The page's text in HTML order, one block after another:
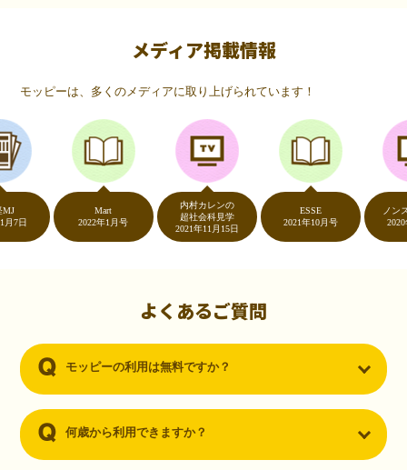
いつものネットショッピングが、モッピーでお得
（20代・女性）
友達に勧められてモッピーをはじめました。空いた時間にスマホで買
い物をすることが多いのですが、モッピーを経由するだけでショップ
のポイントとモッピーのポイントが二重で貯まることを知り、ビック
リ…！いつものネットショッピングをモッピーを経由するだけでポイ
ントが貯まるなんて…もっと早く教えてほしかった～！貯まったポイ
ントはギフト券に交換して、プチ贅沢を楽しんでます♪
（30代・男性）
ーを知りました。クレジットカードを発行するだけでポイントが貯ま
るならと無料登録して、クレジットカードの発行やアプリダウンロー
メディア掲載情報
モッピーは、多くのメディアに取り上げられています！
2022年1月号
内村カレンの
超社会科見学
2021年11月15日
2021年10月号
ノンストッ
2020年5月
よくあるご質問
モッピーの利用は無料ですか？
何歳から利用できますか？